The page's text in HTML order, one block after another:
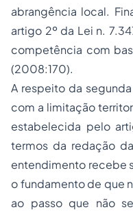
abrangência local.
artigo 2º da Lei n.
competência com
(2008:170).
A respeito da
com a limitação
estabelecida pelo
termos da redação
entendimento recebe
o fundamento de que
ao passo que não